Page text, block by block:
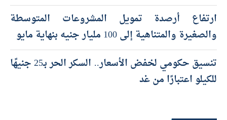
ارتفاع أرصدة تمويل المشروعات المتوسطة
والصغيرة والمتناهية إلى 100 مليار جنيه بنهاية مايو
تنسيق حكومي لخفض الأسعار.. السكر الحر بـ25 جنيهًا
للكيلو اعتبارًا من غد